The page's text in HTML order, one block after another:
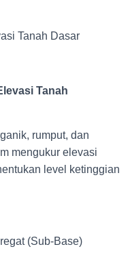
Tanah Dasar
Tanah
rumput, dan
mengukur elevasi
level ketinggian
(Sub-Base)